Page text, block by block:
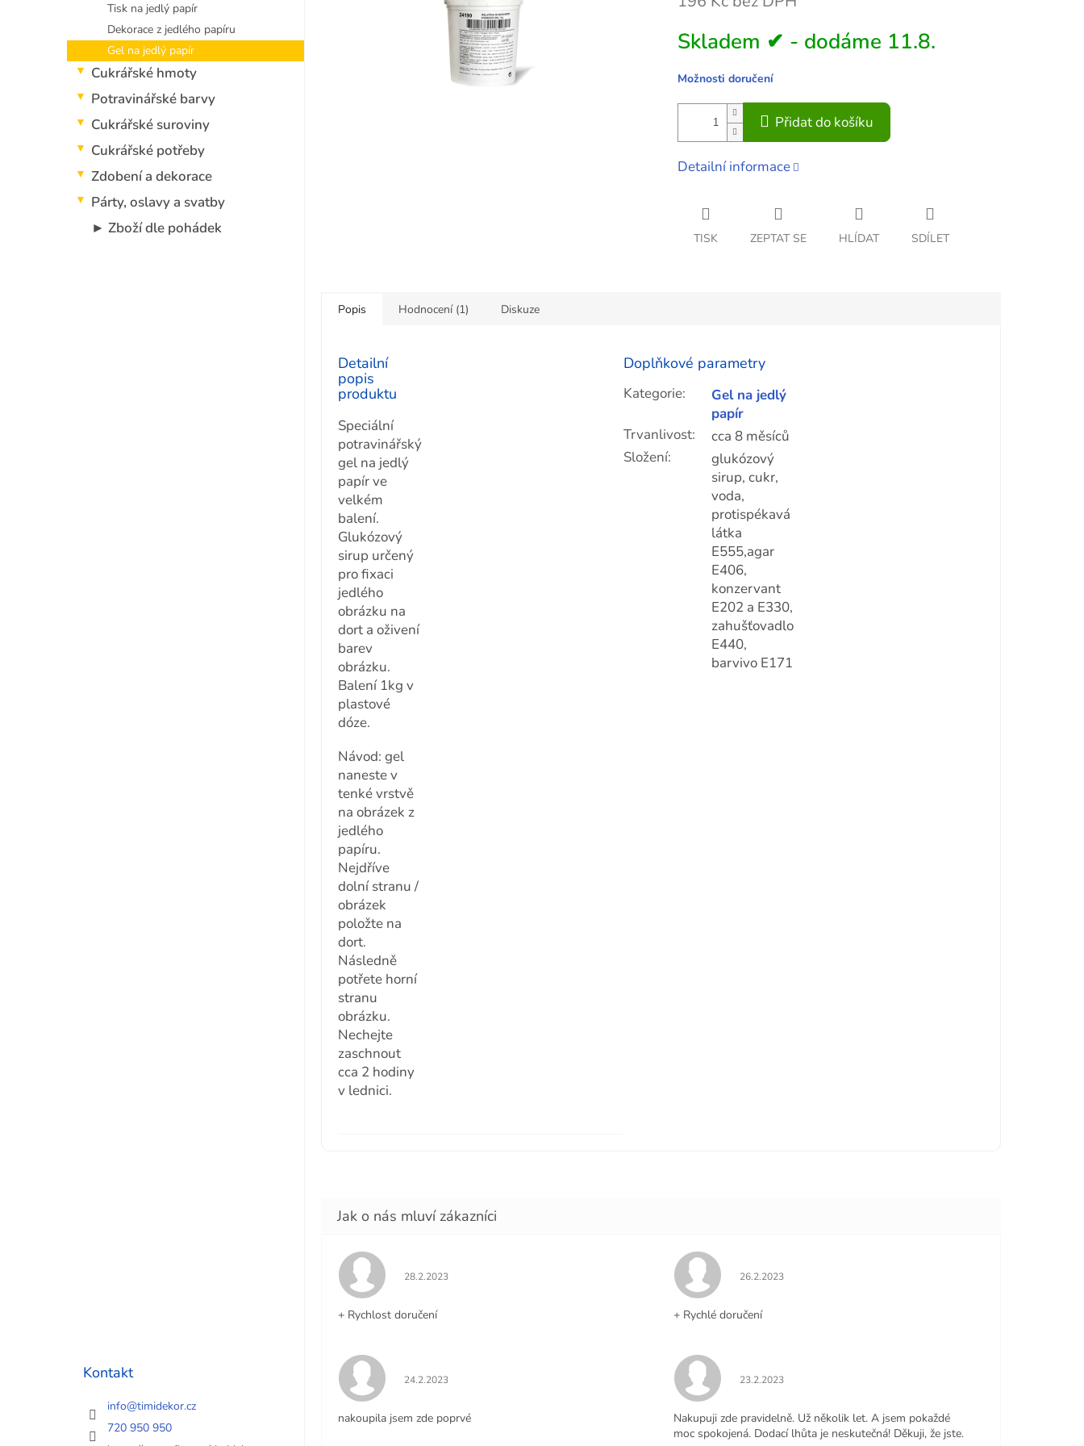
n
e
Tisk na jedlý papír
Dekorace z jedlého papíru
Gel na jedlý papír
Cukrářské hmoty
Potravinářské barvy
Cukrářské suroviny
Cukrářské potřeby
Zdobení a dekorace
Párty, oslavy a svatby
► Zboží dle pohádek
Kontakt
info@timidekor.cz
720 950 950
cena:
Skladem ✔ - dodáme 11.8.
Možnosti doručení
Přidat do košíku
Detailní informace
TISK ZEPTAT SE HLÍDAT SDÍLET
Popis Hodnocení (1) Diskuze
Detailní
popis
produktu
Speciální
potravinářský
gel na jedlý
papír ve
velkém
balení.
Glukózový
sirup určený
pro fixaci
jedlého
obrázku na
dort a oživení
barev
obrázku.
Balení 1kg v
plastové
dóze.
Návod: gel
naneste v
tenké vrstvě
na obrázek z
jedlého
papíru.
Nejdříve
dolní stranu /
obrázek
položte na
dort.
Následně
potřete horní
stranu
obrázku.
Nechejte
zaschnout
cca 2 hodiny
v lednici.
Doplňkové parametry
Kategorie:
Gel na jedlý
papír
Trvanlivost:
cca 8 měsíců
Složení:
glukózový
sirup, cukr,
voda,
protispékavá
látka
E555,agar
E406,
konzervant
E202 a E330,
zahušťovadlo
E440,
barvivo E171
Hodnocení obchodu je 5 z 5 hvězdiček.
28.2.2023
+ Rychlost doručení
Hodnocení obchodu je 5 z 5 hvězdiček.
26.2.2023
+ Rychlé doručení
Hodnocení obchodu je 5 z 5 hvězdiček.
24.2.2023
nakoupila jsem zde poprvé
Hodnocení obchodu je 5 z 5 hvězdiček.
23.2.2023
Nakupuji zde pravidelně. Už několik let. A jsem pokaždé
moc spokojená. Dodací lhůta je neskutečná! Děkuji, že jste.